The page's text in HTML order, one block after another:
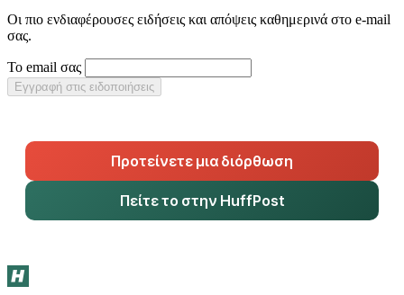
Οι πιο ενδιαφέρουσες ειδήσεις και απόψεις καθημερινά στο e-mail
σας.
Το email σας
Εγγραφή στις ειδοποιήσεις
Προτείνετε μια διόρθωση
Πείτε το στην HuffPost